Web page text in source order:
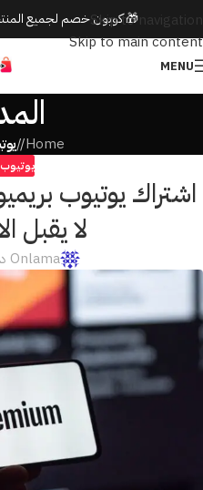
🎁 كوبون خصم لجميعSkip to navigation
Skip to main content
MENU
Home
/
يوتيوب
اشتراك يوتيوب
لا يقبل
lamaOn ديسمبر 5, 2025